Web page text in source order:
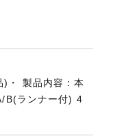
)・ 製品内容：本
B(ランナー付) 4